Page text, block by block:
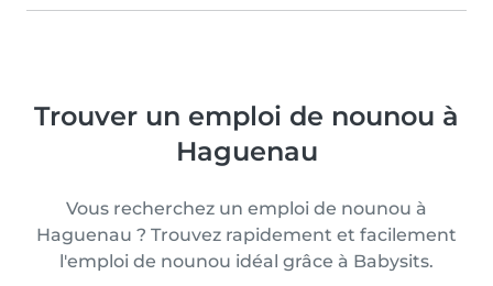
Trouver un emploi de nounou à
Haguenau
Vous recherchez un emploi de nounou à
Haguenau ? Trouvez rapidement et facilement
l'emploi de nounou idéal grâce à Babysits.